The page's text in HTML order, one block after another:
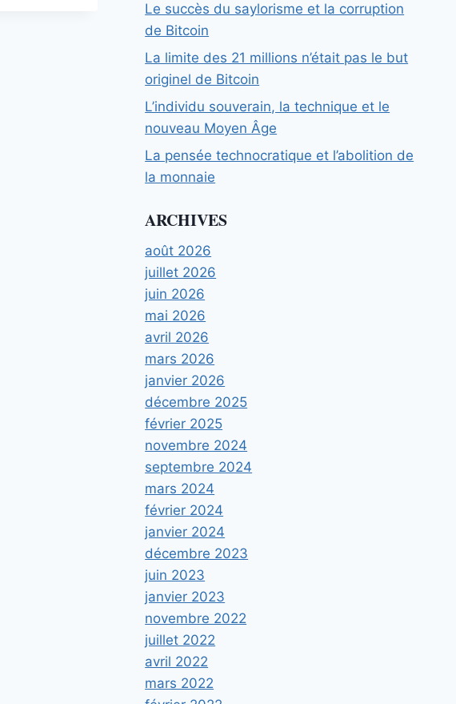
Le succès du saylorisme et la corruption
de Bitcoin
La limite des 21 millions n’était pas le but
originel de Bitcoin
L’individu souverain, la technique et le
nouveau Moyen Âge
La pensée technocratique et l’abolition de
la monnaie
ARCHIVES
août 2026
juillet 2026
juin 2026
mai 2026
avril 2026
mars 2026
janvier 2026
décembre 2025
février 2025
novembre 2024
septembre 2024
mars 2024
février 2024
janvier 2024
décembre 2023
juin 2023
janvier 2023
novembre 2022
juillet 2022
avril 2022
mars 2022